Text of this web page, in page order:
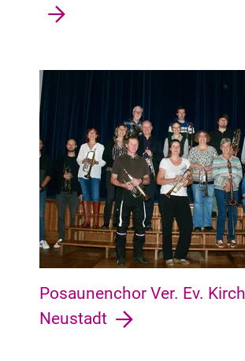
Neustadt Alte Neustadt, Hohentor,
Posaunenchor Ver. Ev.
Neustadt